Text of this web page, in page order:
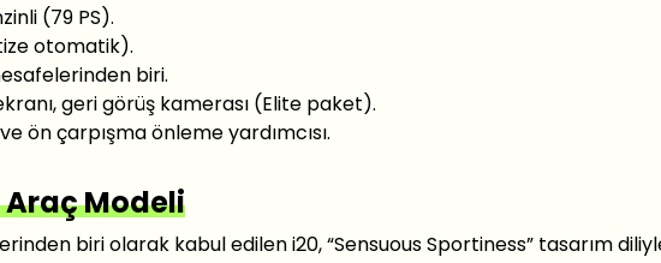
(79 PS).
otomatik).
biri.
geri görüş kamerası (Elite paket).
ön çarpışma önleme yardımcısı.
Araç Modeli
biri olarak kabul edilen i20, “Sensuous Sportiness” tasarım